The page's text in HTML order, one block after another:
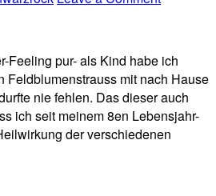
Feeling pur- als Kind habe ich
Feldblumenstrauss mit nach Hause
nie fehlen. Das dieser auch
ich seit meinem 8en Lebensjahr-
der verschiedenen